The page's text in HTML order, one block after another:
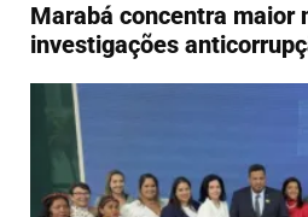
Marabá concentra maior
investigações